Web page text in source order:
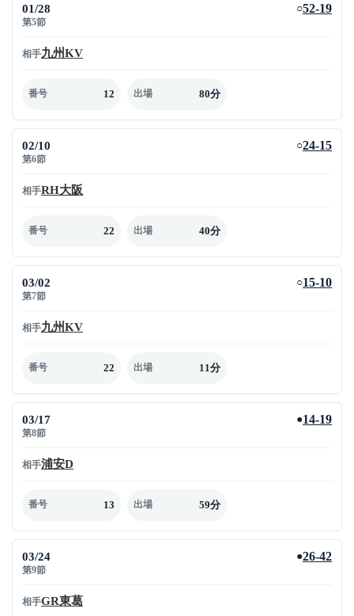
01/28
第5節
○52-19
相手九州KV
番号 12 出場 80分
02/10
第6節
○24-15
相手RH大阪
番号 22 出場 40分
03/02
第7節
○15-10
相手九州KV
番号 22 出場 11分
03/17
第8節
●14-19
相手浦安D
番号 13 出場 59分
03/24
第9節
●26-42
相手GR東葛